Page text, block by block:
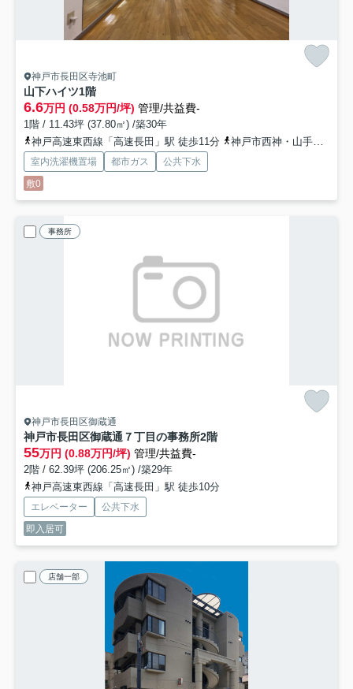
神戸市長田区寺池町
山下ハイツ1階
6.6万円 (0.58万円/坪) 管理/共益費-
1階 / 11.43坪 (37.80㎡) /築30年
神戸高速東西線「高速長田」駅 徒歩11分
神戸市西神・山手線「長田」駅 徒歩9分
室内洗濯機置場 都市ガス
公共下水
敷0
事務所
神戸市長田区御蔵通
神戸市長田区御蔵通７丁目の事務所2階
55万円 (0.88万円/坪) 管理/共益費-
2階 / 62.39坪 (206.25㎡) /築29年
神戸高速東西線「高速長田」駅 徒歩10分
エレベーター
公共下水
即入居可
店舗一部